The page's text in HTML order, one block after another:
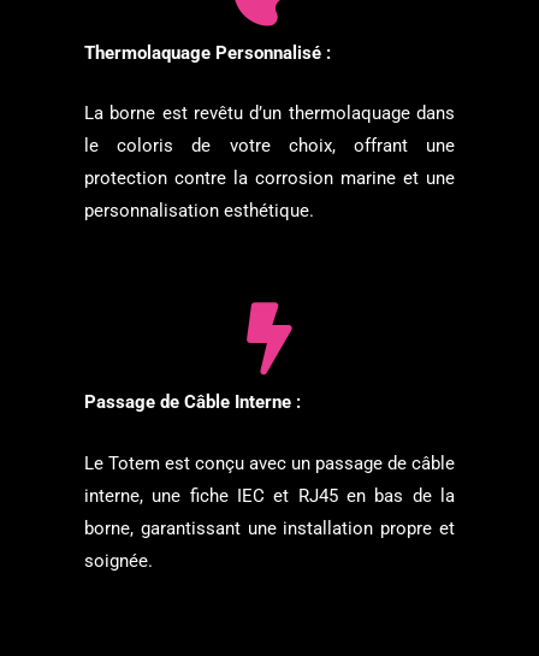
Thermolaquage Personnalisé :
La borne est revêtu d’un thermolaquage dans
le coloris de votre choix, offrant une
protection contre la corrosion marine et une
personnalisation esthétique.
Passage de Câble Interne :
Le Totem est conçu avec un passage de câble
interne, une fiche IEC et RJ45 en bas de la
borne, garantissant une installation propre et
soignée.